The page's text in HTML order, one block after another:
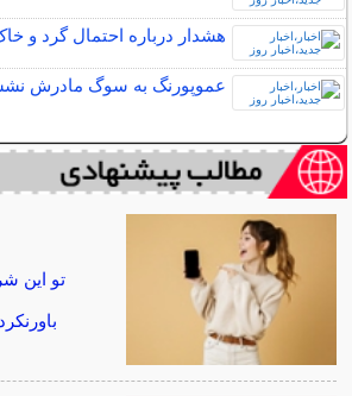
هشدار درباره احتمال گرد و
عموپورنگ به سوگ مادرش
تو این